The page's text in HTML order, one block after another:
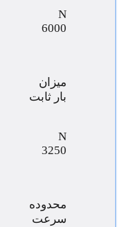
N
6000
میزان
بار ثابت
N
3250
محدوده
سرعت